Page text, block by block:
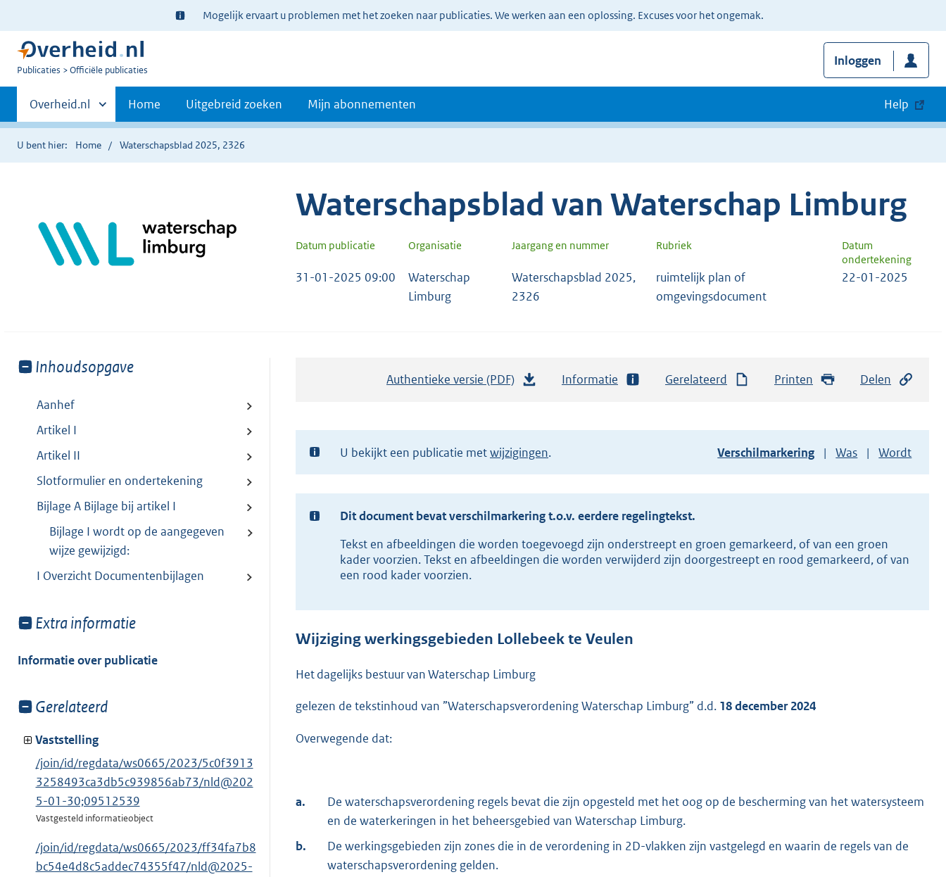
Ter
informatie:
Mogelijk ervaart u problemen met het zoeken naar publicaties. We werken aan een oplossing. Excuses voor het ongemak.
U
Publicaties Officiële publicaties
Inloggen
Primaire
navigatie
Andere
sites
binnen
Overheid.nl Home Uitgebreid zoeken Mijn abonnementen Help
U bent hier: Home Waterschapsblad 2025, 2326
Waterschapsblad van Waterschap Limburg
Datum publicatie Organisatie Jaargang en nummer Rubriek
Datum
ondertekening
31-01-2025 09:00
Waterschap
Limburg
Waterschapsblad 2025,
2326
ruimtelijk plan of
omgevingsdocument
22-01-2025
Toon
van:
Inhoudsopgave
Aanhef
Artikel I
Artikel II
Slotformulier en ondertekening
Bijlage A Bijlage bij artikel I
Bijlage I wordt op de aangegeven
wijze gewijzigd:
I Overzicht Documentenbijlagen
Toon
van:
Extra informatie
Informatie over publicatie
Toon
van:
Gerelateerd
Vaststelling
/join/id/regdata/ws0665/2023/5c0f3913
3258493ca3db5c939856ab73/nld@202
5-01-30;09512539
Vastgesteld informatieobject
/join/id/regdata/ws0665/2023/ff34fa7b8
bc54e4d8c5addec74355f47/nld@2025-
Authentieke versie (PDF)
a
n
d
s
r
o
t
e
2
9
Informatie Gerelateerd Printen Delen
U bekijkt een publicatie metwijzigingen
document
Verschilmarkering Was Wordt
Dit document bevat verschilmarkering t.o.v. eerdere regelingtekst.
Tekst en afbeeldingen die worden toegevoegd zijn onderstreept en groen gemarkeerd, of van een groen
kader voorzien. Tekst en afbeeldingen die worden verwijderd zijn doorgestreept en rood gemarkeerd, of van
een rood kader voorzien.
Wijziging werkingsgebieden Lollebeek te Veulen
Het dagelijks bestuur van Waterschap Limburg
gelezen de tekstinhoud van ”Waterschapsverordening Waterschap Limburg” d.d. 18 december 2024
Overwegende dat:
a.
De waterschapsverordening regels bevat die zijn opgesteld met het oog op de bescherming van het watersysteem
en de waterkeringen in het beheersgebied van Waterschap Limburg.
b.
De werkingsgebieden zijn zones die in de verordening in 2D-vlakken zijn vastgelegd en waarin de regels van de
waterschapsverordening gelden.